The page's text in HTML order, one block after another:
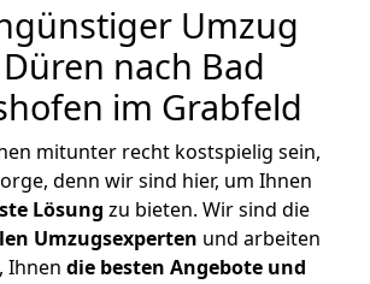
Umzug
nach Bad
im Grabfeld
mitunter recht kostspielig sein,
denn wir sind hier, um Ihnen
Lösung zu bieten. Wir sind die
Umzugsexperten und arbeiten
Ihnen die besten Angebote und